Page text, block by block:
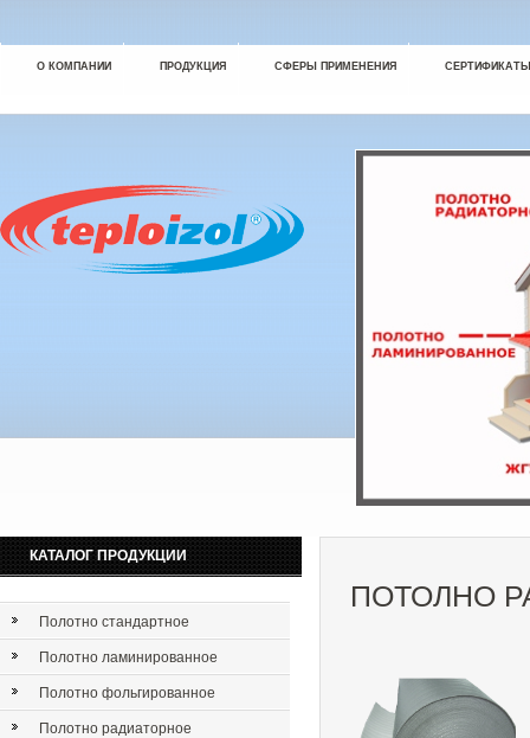
О КОМПАНИИ ПРОДУКЦИЯ СФЕРЫ ПРИМЕНЕНИЯ СЕРТИФИКАТЫ
КАТАЛОГ ПРОДУКЦИИ
Полотно стандартное
Полотно ламинированное
Полотно фольгированное
Полотно радиаторное
ПОТОЛНО